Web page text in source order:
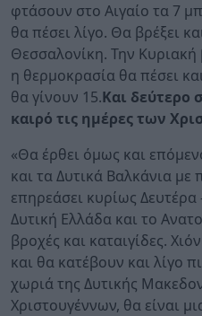
φτάσουν στο Αιγαίο τα 7
θα πέσει λίγο. Θα βρέξει
Θεσσαλονίκη. Την Κυριακή
η θερμοκρασία θα πέσει
θα γίνουν 15.Και δεύτερο
καιρό τις ημέρες των
«Θα έρθει όμως και
και τα Δυτικά Βαλκάνια
επηρεάσει κυρίως Δευτέρα
Δυτική Ελλάδα και το
βροχές και καταιγίδες.
και θα κατέβουν και λίγο
χωριά της Δυτικής
Χριστουγέννων, θα είναι